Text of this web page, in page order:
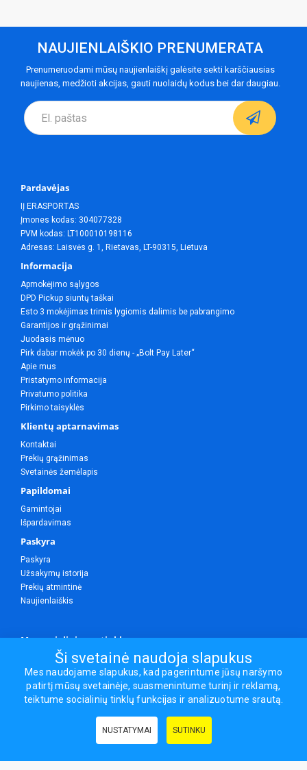
NAUJIENLAIŠKIO PRENUMERATA
Prenumeruodami mūsų naujienlaiškį galėsite sekti karščiausias
naujienas, medžioti akcijas, gauti nuolaidų kodus bei dar daugiau.
Pardavėjas
IĮ ERASPORTAS
Įmones kodas: 304077328
PVM kodas: LT100010198116
Adresas: Laisvės g. 1, Rietavas, LT-90315, Lietuva
Informacija
Apmokėjimo sąlygos
DPD Pickup siuntų taškai
Esto 3 mokėjimas trimis lygiomis dalimis be pabrangimo
Garantijos ir grąžinimai
Juodasis mėnuo
Pirk dabar mokėk po 30 dienų - „Bolt Pay Later“
Apie mus
Pristatymo informacija
Privatumo politika
Pirkimo taisyklės
Klientų aptarnavimas
Kontaktai
Prekių grąžinimas
Svetainės žemėlapis
Papildomai
Gamintojai
Išpardavimas
Paskyra
Paskyra
Užsakymų istorija
Prekių atmintinė
Naujienlaiškis
Mes socialiniuose tinkluose
Visos teisės saugomos.
Sporto ir laisvalaikio prekės, maisto papildai - erasportas.lt © 2026
Ši svetainė naudoja slapukus
Mes naudojame slapukus, kad pagerintume jūsų naršymo
patirtį mūsų svetainėje, suasmenintume turinį ir reklamą,
teiktume socialinių tinklų funkcijas ir analizuotume srautą.
NUSTATYMAI SUTINKU